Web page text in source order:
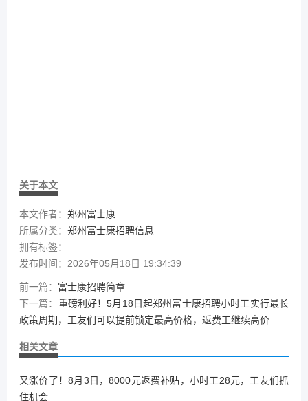
关于本文
本文作者： 郑州富士康
所属分类： 郑州富士康招聘信息
拥有标签：
发布时间：2026年05月18日 19:34:39
前一篇： 富士康招聘简章
下一篇： 重磅利好！5月18日起郑州富士康招聘小时工实行最长
政策周期，工友们可以提前锁定最高价格，返费工继续高价..
相关文章
又涨价了！8月3日，8000元返费补贴，小时工28元，工友们抓
住机会